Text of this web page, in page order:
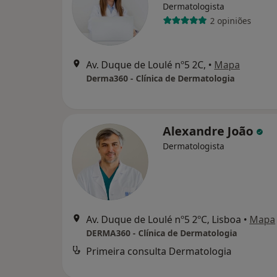
Dermatologista
2 opiniões
Av. Duque de Loulé nº5 2C, • Mapa
Derma360 - Clínica de Dermatologia
Alexandre João
Dermatologista
Av. Duque de Loulé nº5 2ºC, Lisboa • Mapa
DERMA360 - Clínica de Dermatologia
Primeira consulta Dermatologia